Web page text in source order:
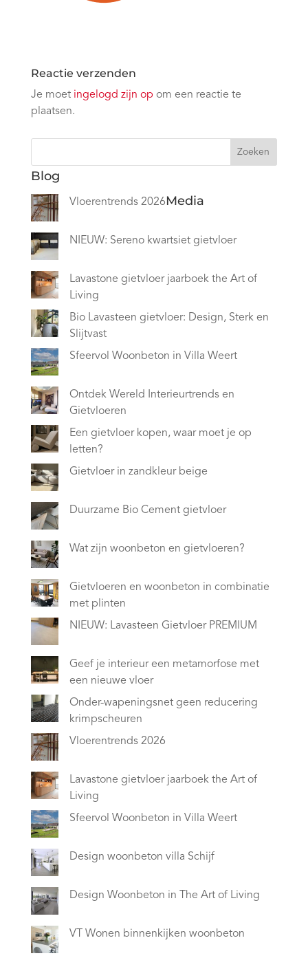
Reactie verzenden
Je moet ingelogd zijn op om een reactie te
plaatsen.
Zoeken
Blog
Vloerentrends 2026
NIEUW: Sereno kwartsiet gietvloer
Lavastone gietvloer jaarboek the Art of
Living
Bio Lavasteen gietvloer: Design, Sterk en
Slijtvast
Sfeervol Woonbeton in Villa Weert
Ontdek Wereld Interieurtrends en
Gietvloeren
Een gietvloer kopen, waar moet je op
letten?
Gietvloer in zandkleur beige
Duurzame Bio Cement gietvloer
Wat zijn woonbeton en gietvloeren?
Gietvloeren en woonbeton in combinatie
met plinten
NIEUW: Lavasteen Gietvloer PREMIUM
Geef je interieur een metamorfose met
een nieuwe vloer
Onder-wapeningsnet geen reducering
krimpscheuren
Media
Vloerentrends 2026
Lavastone gietvloer jaarboek the Art of
Living
Sfeervol Woonbeton in Villa Weert
Design woonbeton villa Schijf
Design Woonbeton in The Art of Living
VT Wonen binnenkijken woonbeton